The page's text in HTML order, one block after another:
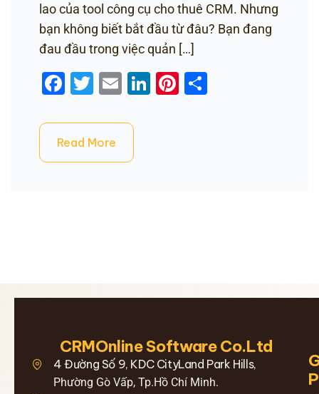
lao của tool công cụ cho thuê CRM. Nhưng
bạn không biết bắt đầu từ đâu? Bạn đang
đau đầu trong việc quản […]
Facebook
Twitter
EmailLinkedIn
Pinterest
Read More
CRMOnline Software Co.Ltd
4 Đường Số 9, KDC CityLand Park Hills,
Phường Gò Vấp, Tp.Hồ Chí Minh.